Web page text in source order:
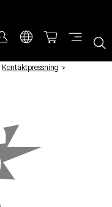
Kontaktpressning /